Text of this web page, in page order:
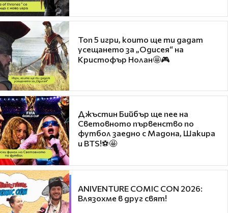
Топ 5 игри, които ще ти дадат
усещането за „Одисея“ на
Кристофър Нолан🤩🎮
Джъстин Бийбър ще пее на
Световното първенство по
футбол заедно с Мадона, Шакира
и BTS!⚽🤩
ANIVENTURE COMIC CON 2026:
Влязохме в друг свят!